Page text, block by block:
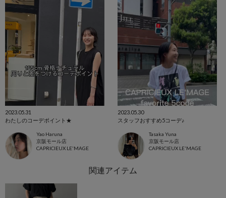
2023.05.31
わたしのコーデポイント★
Yao Haruna
京阪モール店
CAPRICIEUX LE'MAGE
2023.05.30
スタッフおすすめ5コーデ♪
Tasaka Yuna
京阪モール店
CAPRICIEUX LE'MAGE